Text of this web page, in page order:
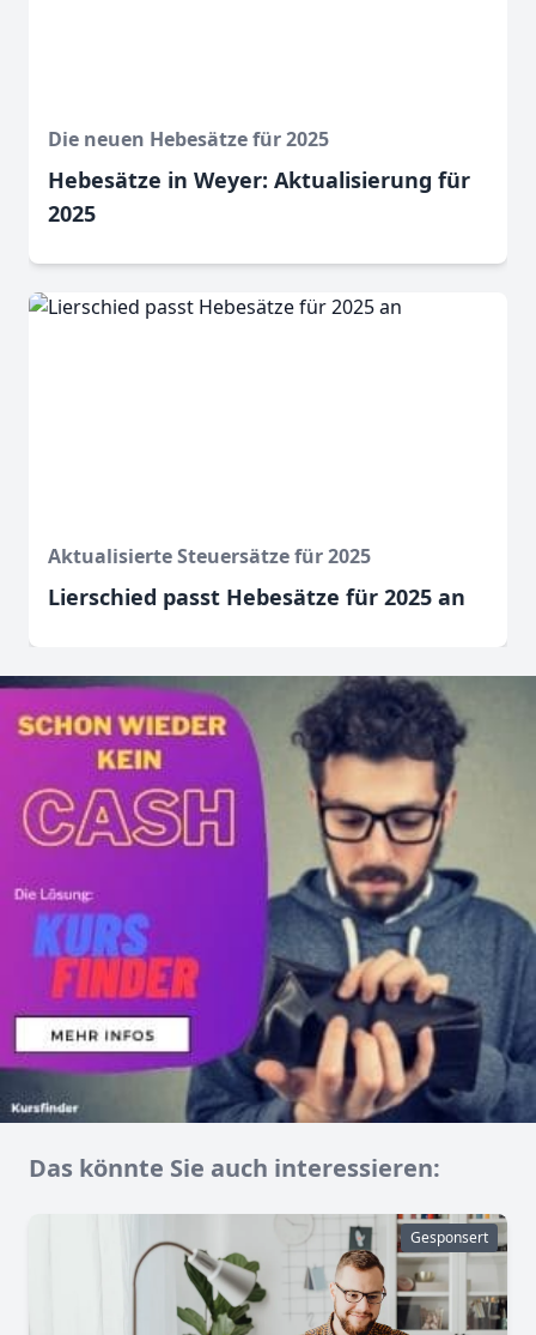
Die neuen Hebesätze für 2025
Hebesätze in Weyer: Aktualisierung für
2025
Aktualisierte Steuersätze für 2025
Lierschied passt Hebesätze für 2025 an
Das könnte Sie auch interessieren:
Gesponsert